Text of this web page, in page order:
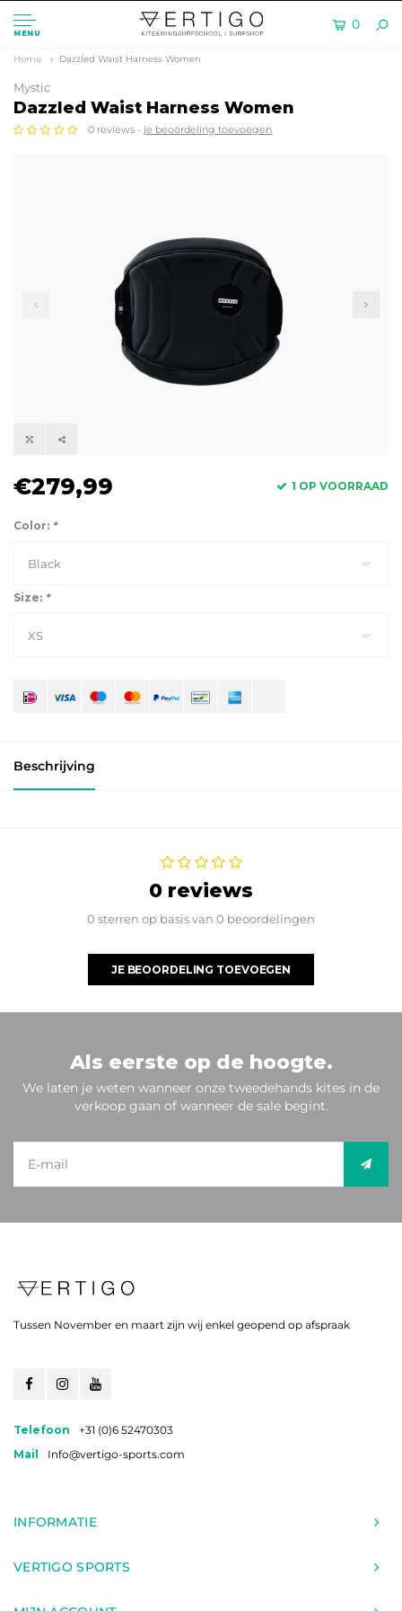
MENU
0
Home Dazzled Waist Harness Women
Mystic
Dazzled Waist Harness Women
0 reviews - je beoordeling toevoegen
€279,99 1 OP VOORRAAD
Color: *
Black
Size: *
XS
Beschrijving
0 reviews
0 sterren op basis van 0 beoordelingen
JE BEOORDELING TOEVOEGEN
Als eerste op de hoogte.
We laten je weten wanneer onze tweedehands kites in de
verkoop gaan of wanneer de sale begint.
Tussen November en maart zijn wij enkel geopend op afspraak
Telefoon
+31 (0)6 52470303
Mail
Info@vertigo-sports.com
INFORMATIE
VERTIGO SPORTS